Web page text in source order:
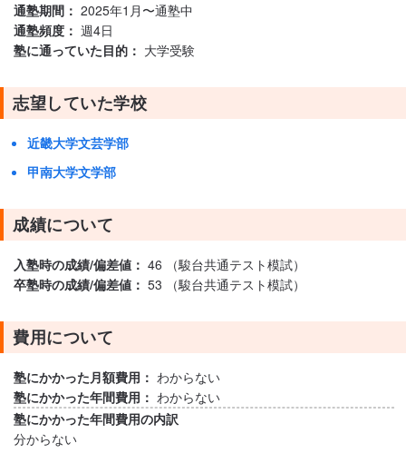
通塾期間： 2025年1月〜通塾中
通塾頻度： 週4日
塾に通っていた目的： 大学受験
志望していた学校
近畿大学文芸学部
甲南大学文学部
成績について
入塾時の成績/偏差値： 46 （駿台共通テスト模試）
卒塾時の成績/偏差値： 53 （駿台共通テスト模試）
費用について
塾にかかった月額費用： わからない
塾にかかった年間費用： わからない
塾にかかった年間費用の内訳
分からない